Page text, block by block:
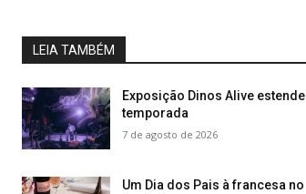
LEIA TAMBÉM
Exposição Dinos Alive estende
temporada
7 de agosto de 2026
Um Dia dos Pais à francesa no